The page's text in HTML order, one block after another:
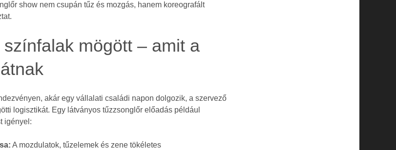
show nem csupán tűz és mozgás, hanem koreografált
mögött – amit a
akár egy vállalati családi napon dolgozik, a szervező
logisztikát. Egy látványos tűzzsonglőr előadás például
igényel:
A mozdulatok, tűzelemek és zene tökéletes